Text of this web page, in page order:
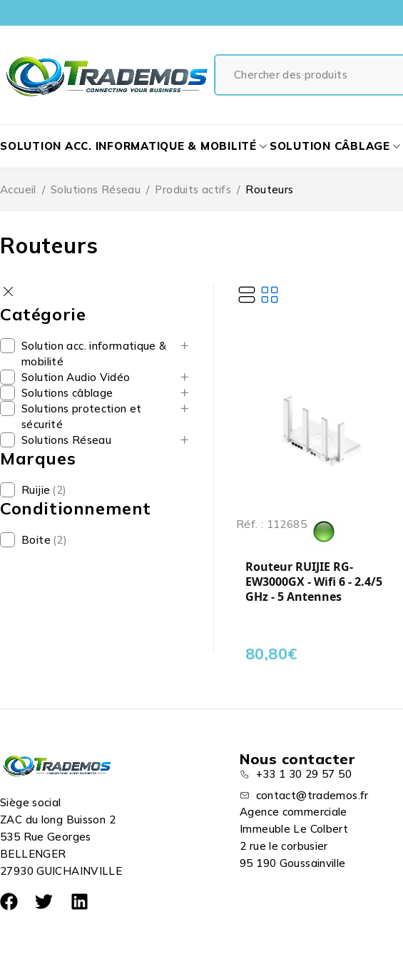
SOLUTION ACC. INFORMATIQUE & MOBILITÉ SOLUTION CÂBLAGE
Routeurs
Accueil / Solutions Réseau / Produits actifs / Routeurs
Catégorie
Solution acc. informatique &
mobilité
Solution Audio Vidéo
Solutions câblage
Solutions protection et
sécurité
Solutions Réseau
Marques
Ruijie (2)
Conditionnement
Boite (2)
Réf. : 112685
Routeur RUIJIE RG-
EW3000GX - Wifi 6 - 2.4/5
GHz - 5 Antennes
80,80€
Siège social
ZAC du long Buisson 2
535 Rue Georges
BELLENGER
27930 GUICHAINVILLE
Nous contacter
+33 1 30 29 57 50
contact@trademos.fr
Agence commerciale
Immeuble Le Colbert
2 rue le corbusier
95 190 Goussainville